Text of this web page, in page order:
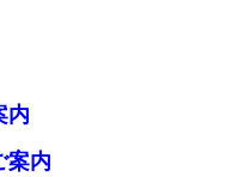
内
案内